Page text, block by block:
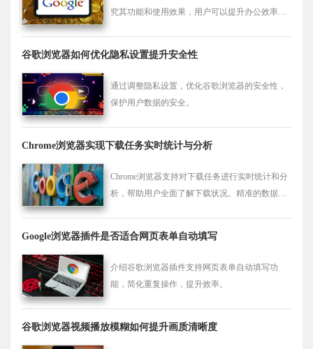
究其功能和使用效果，用户可以提升办公效率、
谷歌浏览器如何优化隐私设置提升安全性
通过调整隐私设置，优化谷歌浏览器的安全性，
保护用户数据的安全。
Chrome浏览器实现下载任务实时统计与分析
Chrome浏览器支持对下载任务进行实时统计和分
析，帮助用户全面了解下载状况。精准的数据管
Google浏览器插件是否适合网页表单自动填写
介绍谷歌浏览器插件支持网页表单自动填写功
能，简化重复操作，提升效率。
谷歌浏览器视频播放模糊如何提升画质清晰度